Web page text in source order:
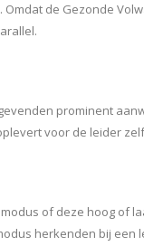
de Gezonde
prominent
voor de leider
of deze hoog of
herkenden bij